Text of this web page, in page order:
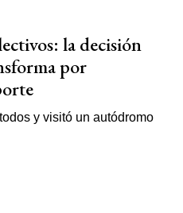
la decisión
por